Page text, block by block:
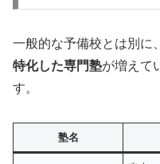
一般的な予備校とは別に、
特化した専門塾が増えて
す。
塾名